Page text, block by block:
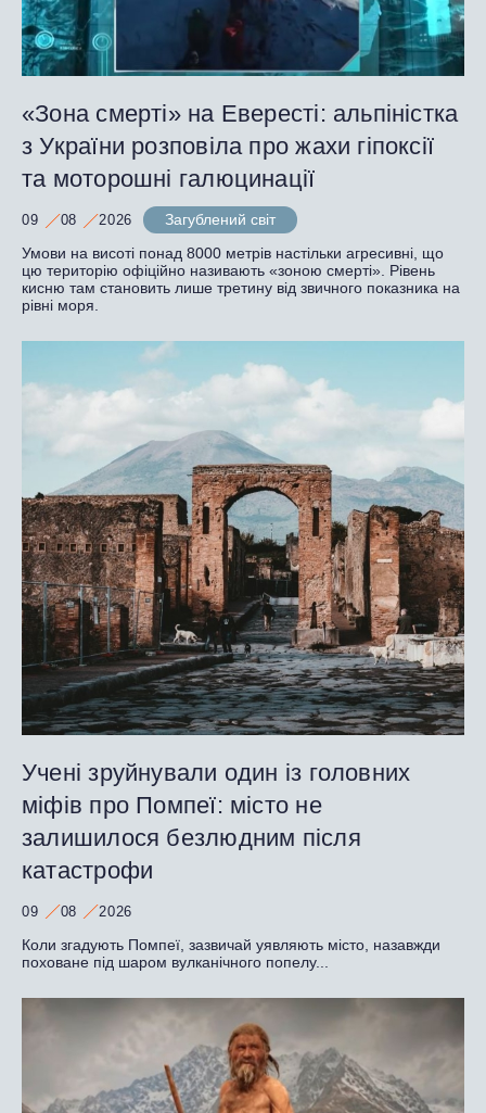
«Зона смерті» на Евересті: альпіністка
з України розповіла про жахи гіпоксії
та моторошні галюцинації
09 08 2026
Загублений світ
Умови на висоті понад 8000 метрів настільки агресивні, що
цю територію офіційно називають «зоною смерті». Рівень
кисню там становить лише третину від звичного показника на
рівні моря.
Учені зруйнували один із головних
міфів про Помпеї: місто не
залишилося безлюдним після
катастрофи
09 08 2026
Коли згадують Помпеї, зазвичай уявляють місто, назавжди
поховане під шаром вулканічного попелу...